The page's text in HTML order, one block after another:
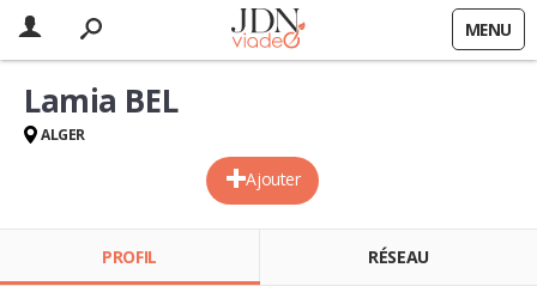
MENU
Ajouter
Lamia BEL
ALGER
PROFIL RÉSEAU